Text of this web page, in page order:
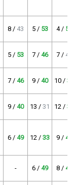
8 / 43 5 / 53 4 / 57
5 / 53 7 / 46 7 / 46
7 / 46 9 / 40 10 / 37
9 / 40 13 / 31 12 / 33
6 / 49 12 / 33 9 / 40
- 6 / 49 8 / 43